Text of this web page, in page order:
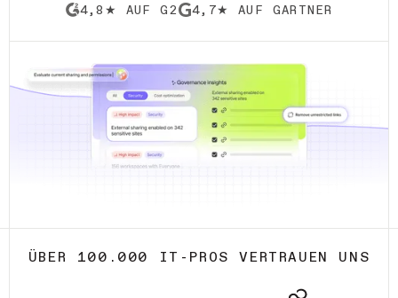
4,8★ AUF G2 4,7★ AUF GARTNER
ÜBER 100.000 IT-PROS VERTRAUEN UNS